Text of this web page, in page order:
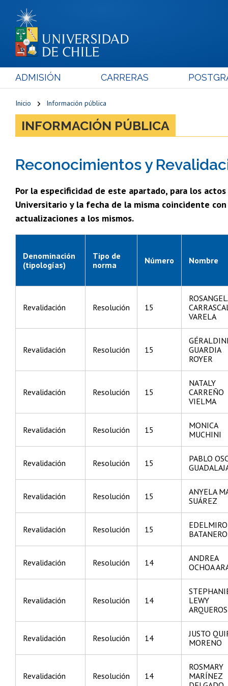
ADMISIÓN CARRERAS
Inicio Información pública
INFORMACIÓN PÚBLICA
Reconocimientos y
Por la especificidad de este apartado, para los
Universitario y la fecha de la misma coincidente
actualizaciones a los mismos.
Denominación
(tipologías)
Tipo de
norma
Número Nombre
Revalidación Resolución 15
VARELA
Revalidación Resolución 15
GUARDIA
ROYER
Revalidación Resolución 15
NATALY
CARREÑO
VIELMA
Revalidación Resolución 15
MONICA
MUCHINI
Revalidación Resolución 15
PABLO
Revalidación Resolución 15
ANYELA
SUÁREZ
Revalidación Resolución 15
BATANERO
Revalidación Resolución 14
ANDREA
OCHOA
Revalidación Resolución 14
LEWY
ARQUEROS
Revalidación Resolución 14
JUSTO
MORENO
Revalidación Resolución 14
ROSMARY
MARÍNEZ